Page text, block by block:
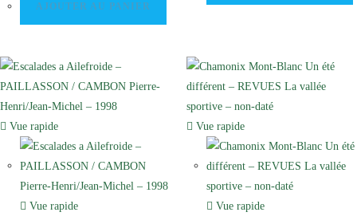
AJOUTER AU PANIER
Vue rapide
Vue rapide
Vue rapide
Vue rapide